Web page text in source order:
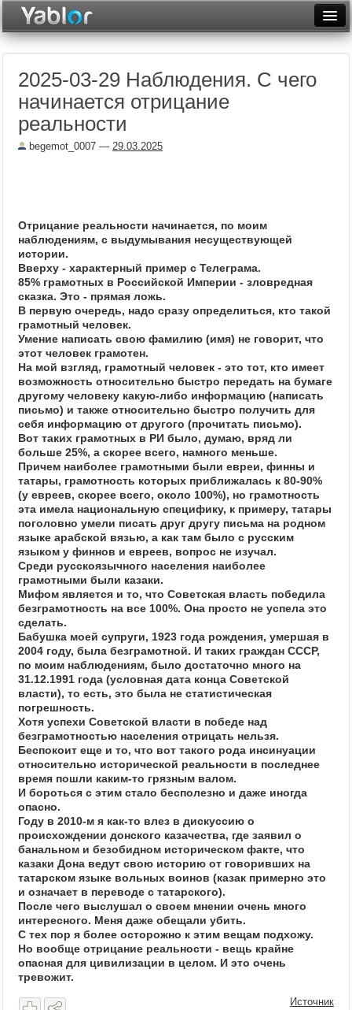
Неделя
Месяц
Рейтинги
Видеотоп
2025-03-29 Наблюдения. С чего
начинается отрицание
реальности
begemot_0007 — 29.03.2025
Отрицание реальности начинается, по моим
наблюдениям, с выдумывания несуществующей
истории.
Вверху - характерный пример с Телеграма.
85% грамотных в Российской Империи - зловредная
сказка. Это - прямая ложь.
В первую очередь, надо сразу определиться, кто такой
грамотный человек.
Умение написать свою фамилию (имя) не говорит, что
этот человек грамотен.
На мой взгляд, грамотный человек - это тот, кто имеет
возможность относительно быстро передать на бумаге
другому человеку какую-либо информацию (написать
письмо) и также относительно быстро получить для
себя информацию от другого (прочитать письмо).
Вот таких грамотных в РИ было, думаю, вряд ли
больше 25%, а скорее всего, намного меньше.
Причем наиболее грамотными были евреи, финны и
татары, грамотность которых приближалась к 80-90%
(у евреев, скорее всего, около 100%), но грамотность
эта имела национальную специфику, к примеру, татары
поголовно умели писать друг другу письма на родном
языке арабской вязью, а как там было с русским
языком у финнов и евреев, вопрос не изучал.
Среди русскоязычного населения наиболее
грамотными были казаки.
Мифом является и то, что Советская власть победила
безграмотность на все 100%. Она просто не успела это
сделать.
Бабушка моей супруги, 1923 года рождения, умершая в
2004 году, была безграмотной. И таких граждан СССР,
по моим наблюдениям, было достаточно много на
31.12.1991 года (условная дата конца Советской
власти), то есть, это была не статистическая
погрешность.
Хотя успехи Советской власти в победе над
безграмотностью населения отрицать нельзя.
Беспокоит еще и то, что вот такого рода инсинуации
относительно исторической реальности в последнее
время пошли каким-то грязным валом.
И бороться с этим стало бесполезно и даже иногда
опасно.
Году в 2010-м я как-то влез в дискуссию о
происхождении донского казачества, где заявил о
банальном и безобидном историческом факте, что
казаки Дона ведут свою историю от говоривших на
татарском языке вольных воинов (казак примерно это
и означает в переводе с татарского).
После чего выслушал о своем мнении очень много
интересного. Меня даже обещали убить.
С тех пор я более осторожно к этим вещам подхожу.
Но вообще отрицание реальности - вещь крайне
опасная для цивилизации в целом. И это очень
тревожит.
Источник